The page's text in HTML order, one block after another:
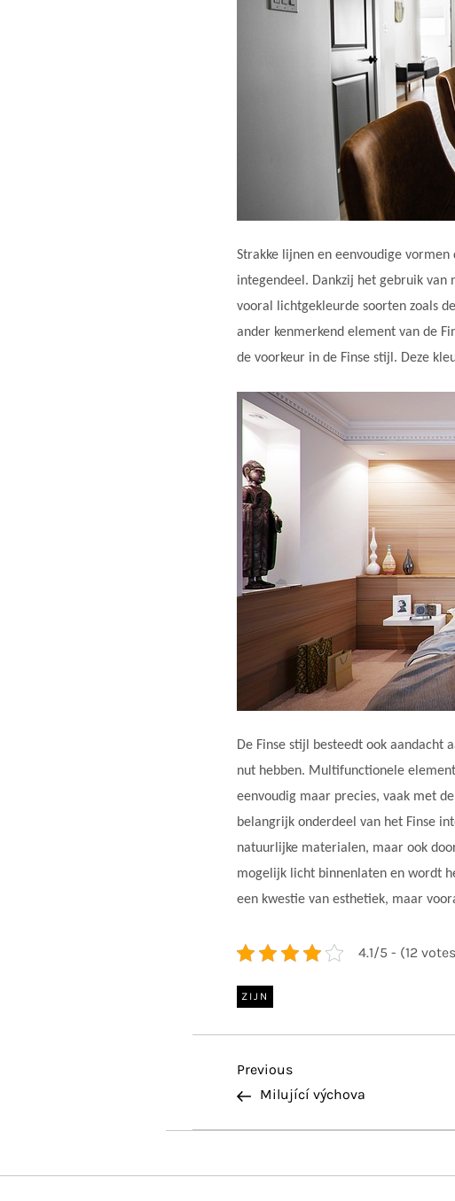
Strakke lijnen en eenvoudige
integendeel. Dankzij het gebruik
vooral lichtgekleurde soorten zoals
ander kenmerkend element van de
de voorkeur in de Finse stijl. Deze
De Finse stijl besteedt ook aandacht
nut hebben. Multifunctionele
eenvoudig maar precies, vaak met
belangrijk onderdeel van het Finse
natuurlijke materialen, maar ook
mogelijk licht binnenlaten en wordt
een kwestie van esthetiek, maar
4.1/5 - (12
ZIJN
P
Previous
Post
Previous
Milující výchova